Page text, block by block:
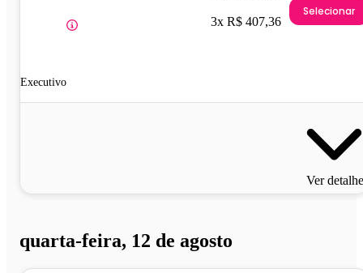
Executivo
3x R$ 407,36
Selecionar
Ver
quarta-feira, 12 de agosto